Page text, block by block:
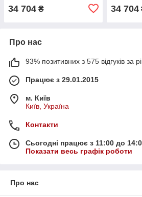
Pocket spring) графіт
34 704 ₴
Pocket
34 704
Про нас
93% позитивних з 575 відгуків за
Працює з 29.01.2015
м. Київ
Київ, Україна
Контакти
Сьогодні працює з 11:00 до
Показати весь графік роботи
Про нас